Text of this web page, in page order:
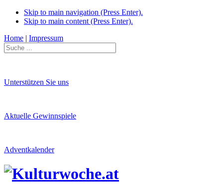
Skip to main navigation (Press Enter).
Skip to main content (Press Enter).
Home | Impressum
Unterstützen Sie uns
Aktuelle Gewinnspiele
Adventkalender